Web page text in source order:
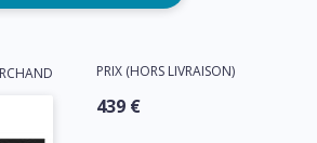
PRIX (HORS LIVRAISON)
439 €